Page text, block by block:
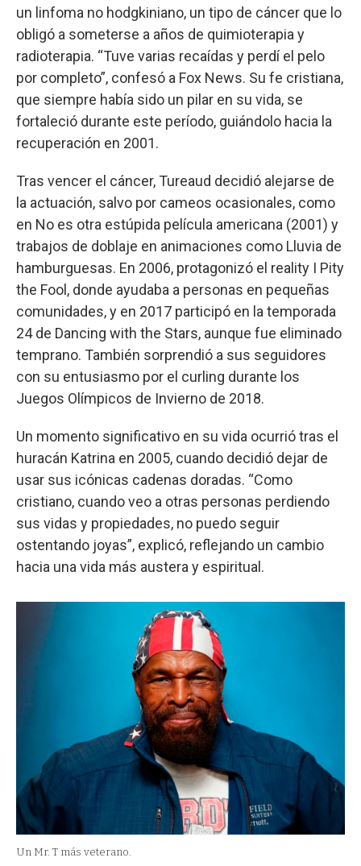
un linfoma no hodgkiniano, un tipo de cáncer que lo
obligó a someterse a años de quimioterapia y
radioterapia. “Tuve varias recaídas y perdí el pelo
por completo”, confesó a Fox News. Su fe cristiana,
que siempre había sido un pilar en su vida, se
fortaleció durante este período, guiándolo hacia la
recuperación en 2001.
Tras vencer el cáncer, Tureaud decidió alejarse de
la actuación, salvo por cameos ocasionales, como
en No es otra estúpida película americana (2001) y
trabajos de doblaje en animaciones como Lluvia de
hamburguesas. En 2006, protagonizó el reality I Pity
the Fool, donde ayudaba a personas en pequeñas
comunidades, y en 2017 participó en la temporada
24 de Dancing with the Stars, aunque fue eliminado
temprano. También sorprendió a sus seguidores
con su entusiasmo por el curling durante los
Juegos Olímpicos de Invierno de 2018.
Un momento significativo en su vida ocurrió tras el
huracán Katrina en 2005, cuando decidió dejar de
usar sus icónicas cadenas doradas. “Como
cristiano, cuando veo a otras personas perdiendo
sus vidas y propiedades, no puedo seguir
ostentando joyas”, explicó, reflejando un cambio
hacia una vida más austera y espiritual.
Un Mr. T más veterano.